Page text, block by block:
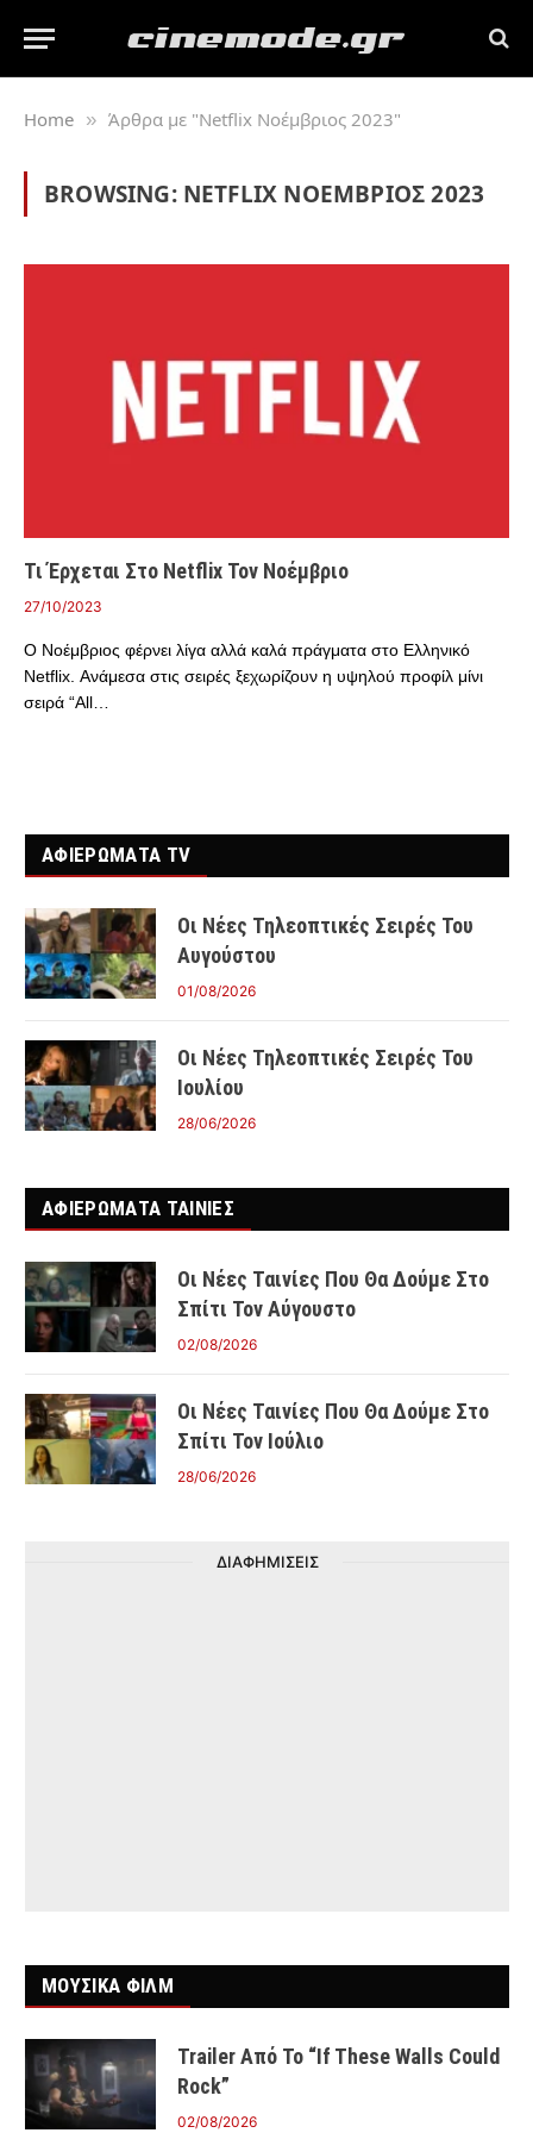
Home » Άρθρα με "Netflix Νοέμβριος 2023"
BROWSING: NETFLIX ΝΟΈΜΒΡΙΟΣ 2023
Τι Έρχεται Στο Netflix Τον Νοέμβριο
27/10/2023
Ο Νοέμβριος φέρνει λίγα αλλά καλά πράγματα στο Ελληνικό
Netflix. Ανάμεσα στις σειρές ξεχωρίζουν η υψηλού προφίλ μίνι
σειρά “All…
ΑΦΙΕΡΩΜΑΤΑ TV
Οι Νέες Τηλεοπτικές Σειρές Του
Αυγούστου
01/08/2026
Οι Νέες Τηλεοπτικές Σειρές Του
Ιουλίου
28/06/2026
ΑΦΙΕΡΩΜΑΤΑ ΤΑΙΝΊΕΣ
Οι Νέες Ταινίες Που Θα Δούμε Στο
Σπίτι Τον Αύγουστο
02/08/2026
Οι Νέες Ταινίες Που Θα Δούμε Στο
Σπίτι Τον Ιούλιο
28/06/2026
ΔΙΑΦΗΜΙΣΕΙΣ
ΜΟΥΣΙΚΑ ΦΙΛΜ
Trailer Από Το “If These Walls Could
Rock”
02/08/2026